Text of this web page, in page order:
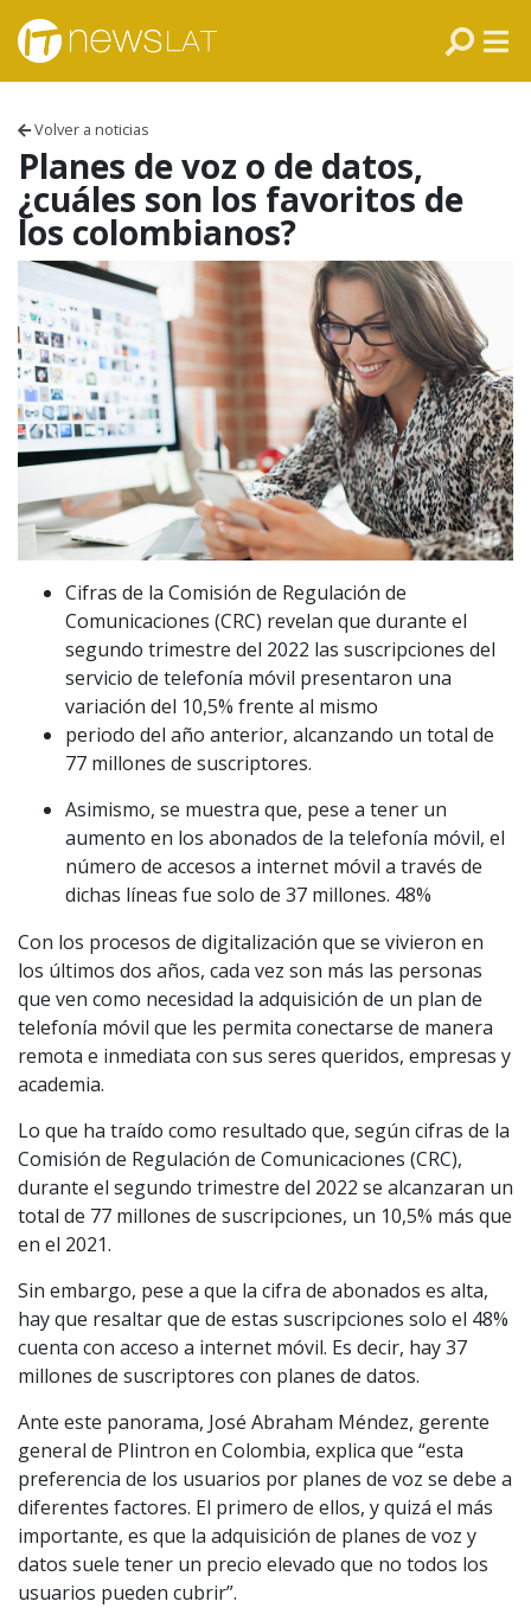
Skip to content
Volver a noticias
Planes de voz o de datos,
¿cuáles son los favoritos de
los colombianos?
Cifras de la Comisión de Regulación de
Comunicaciones (CRC) revelan que durante el
segundo trimestre del 2022 las suscripciones del
servicio de telefonía móvil presentaron una
variación del 10,5% frente al mismo
periodo del año anterior, alcanzando un total de
77 millones de suscriptores.
Asimismo, se muestra que, pese a tener un
aumento en los abonados de la telefonía móvil, el
número de accesos a internet móvil a través de
dichas líneas fue solo de 37 millones. 48%
Con los procesos de digitalización que se vivieron en
los últimos dos años, cada vez son más las personas
que ven como necesidad la adquisición de un plan de
telefonía móvil que les permita conectarse de manera
remota e inmediata con sus seres queridos, empresas y
academia.
Lo que ha traído como resultado que, según cifras de la
Comisión de Regulación de Comunicaciones (CRC),
durante el segundo trimestre del 2022 se alcanzaran un
total de 77 millones de suscripciones, un 10,5% más que
en el 2021.
Sin embargo, pese a que la cifra de abonados es alta,
hay que resaltar que de estas suscripciones solo el 48%
cuenta con acceso a internet móvil. Es decir, hay 37
millones de suscriptores con planes de datos.
Ante este panorama, José Abraham Méndez, gerente
general de Plintron en Colombia, explica que “esta
preferencia de los usuarios por planes de voz se debe a
diferentes factores. El primero de ellos, y quizá el más
importante, es que la adquisición de planes de voz y
datos suele tener un precio elevado que no todos los
usuarios pueden cubrir”.
VENEZUELA
ECUADOR
PERÚ
CHILE
ARGENTINA
MÉXICO